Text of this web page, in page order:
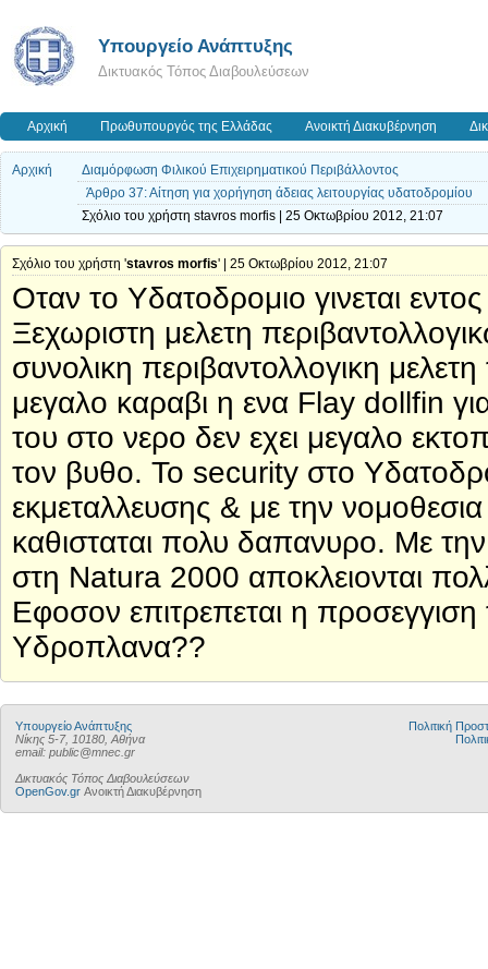
Υπουργείο Ανάπτυξης
Δικτυακός Τόπος Διαβουλεύσεων
Αρχική Πρωθυπουργός της Ελλάδας Ανοικτή Διακυβέρνηση
Αρχική
Διαμόρφωση Φιλικού Επιχειρηματικού Περιβάλλοντος
Άρθρο 37: Αίτηση για χορήγηση άδειας λειτουργίας υδατοδρομίου
Σχόλιο του χρήστη stavros morfis | 25 Οκτωβρίου 2012, 21:07
Σχόλιο του χρήστη 'stavros morfis' | 25 Οκτωβρίου 2012, 21:07
Οταν το Υδατοδρομιο γινεται
Ξεχωριστη μελετη
συνολικη περιβαντολλογικη
μεγαλο καραβι η ενα Flay dollfin
του στο νερο δεν εχει μεγαλο
τον βυθο. Το security στο
εκμεταλλευσης & με την
καθισταται πολυ δαπανυρο. Με
στη Natura 2000 αποκλειονται
Εφοσον επιτρεπεται η προσεγγιση
Υδροπλανα??
Υπουργείο Ανάπτυξης
Νίκης 5-7, 10180, Αθήνα
email: public@mnec.gr
Δικτυακός Τόπος Διαβουλεύσεων
OpenGov.gr Ανοικτή Διακυβέρνηση
Πολιτική